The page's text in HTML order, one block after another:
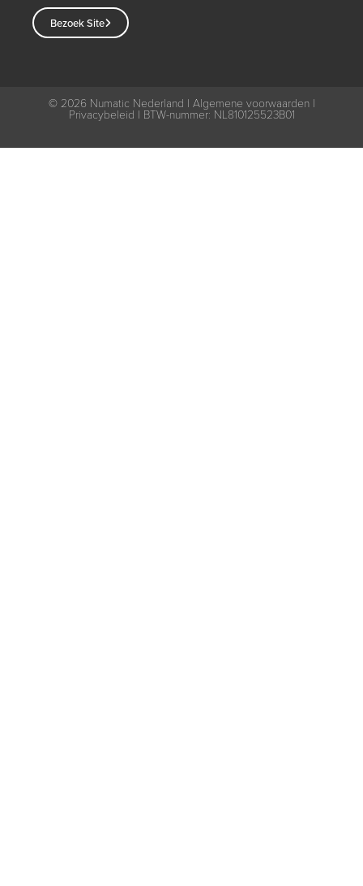
Bezoek Site
© 2026 Numatic Nederland | Algemene voorwaarden|
Privacybeleid | BTW-nummer: NL810125523B01